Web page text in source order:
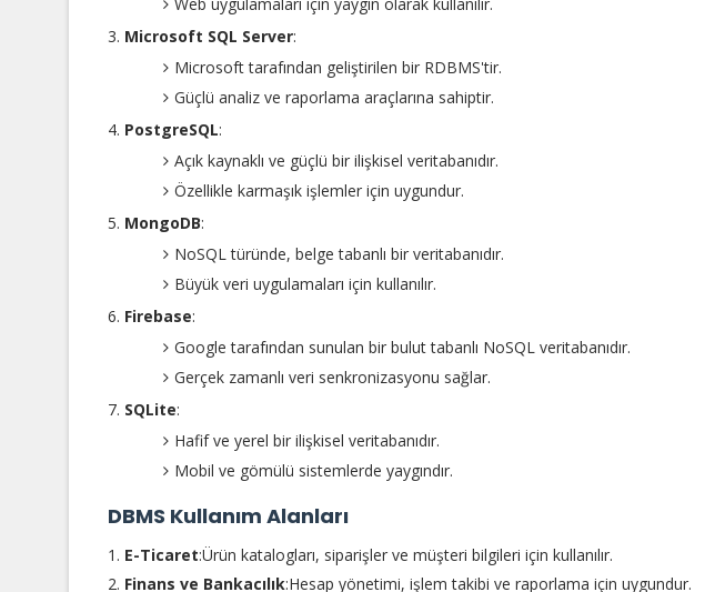
Web uygulamaları için yaygın olarak kullanılır.
Microsoft SQL Server:
Microsoft tarafından geliştirilen bir RDBMS'tir.
Güçlü analiz ve raporlama araçlarına sahiptir.
PostgreSQL:
Açık kaynaklı ve güçlü bir ilişkisel veritabanıdır.
Özellikle karmaşık işlemler için uygundur.
MongoDB:
NoSQL türünde, belge tabanlı bir veritabanıdır.
Büyük veri uygulamaları için kullanılır.
Firebase:
Google tarafından sunulan bir bulut tabanlı NoSQL veritabanıdır.
Gerçek zamanlı veri senkronizasyonu sağlar.
SQLite:
Hafif ve yerel bir ilişkisel veritabanıdır.
Mobil ve gömülü sistemlerde yaygındır.
DBMS Kullanım Alanları
E-Ticaret:Ürün katalogları, siparişler ve müşteri bilgileri için kullanılır.
Finans ve Bankacılık:Hesap yönetimi, işlem takibi ve raporlama için uygundur.